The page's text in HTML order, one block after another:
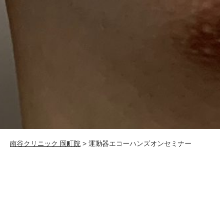
南谷クリニック 岡町院 > 運動器エコーハンズオンセミナー